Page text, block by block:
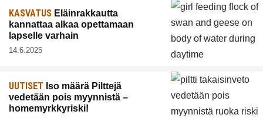
KASVATUS Eläinrakkautta
kannattaa alkaa opettamaan
lapselle varhain
14.6.2025
UUTISET Iso määrä Pilttejä
vedetään pois myynnistä –
homemyrkkyriski!